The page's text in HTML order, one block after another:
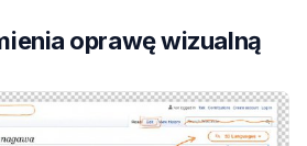
oprawę wizualną